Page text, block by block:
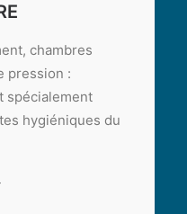
chambres
pression :
spécialement
hygiéniques du